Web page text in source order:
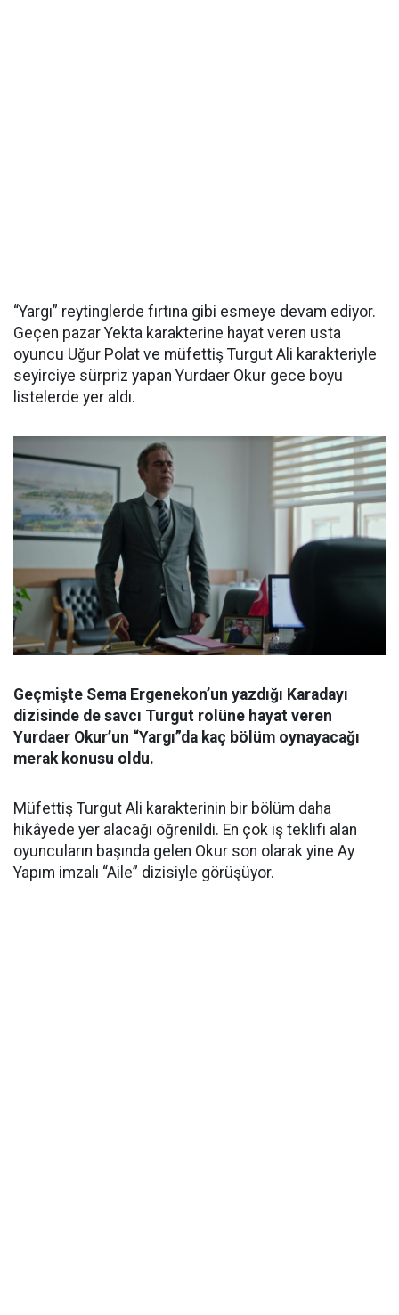
“Yargı” reytinglerde fırtına gibi esmeye devam ediyor.
Geçen pazar Yekta karakterine hayat veren usta
oyuncu Uğur Polat ve müfettiş Turgut Ali karakteriyle
seyirciye sürpriz yapan Yurdaer Okur gece boyu
listelerde yer aldı.
Geçmişte Sema Ergenekon’un yazdığı Karadayı
dizisinde de savcı Turgut rolüne hayat veren
Yurdaer Okur’un “Yargı”da kaç bölüm oynayacağı
merak konusu oldu.
Müfettiş Turgut Ali karakterinin bir bölüm daha
hikâyede yer alacağı öğrenildi. En çok iş teklifi alan
oyuncuların başında gelen Okur son olarak yine Ay
Yapım imzalı “Aile” dizisiyle görüşüyor.